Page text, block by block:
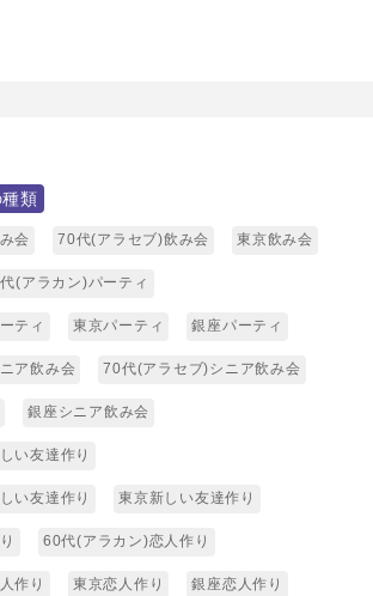
類
会 70代(アラセブ)飲み会 東京飲み会
(アラカン)パーティ
ティ 東京パーティ 銀座パーティ
ア飲み会 70代(アラセブ)シニア飲み会
銀座シニア飲み会
い友達作り
い友達作り 東京新しい友達作り
60代(アラカン)恋人作り
作り 東京恋人作り 銀座恋人作り